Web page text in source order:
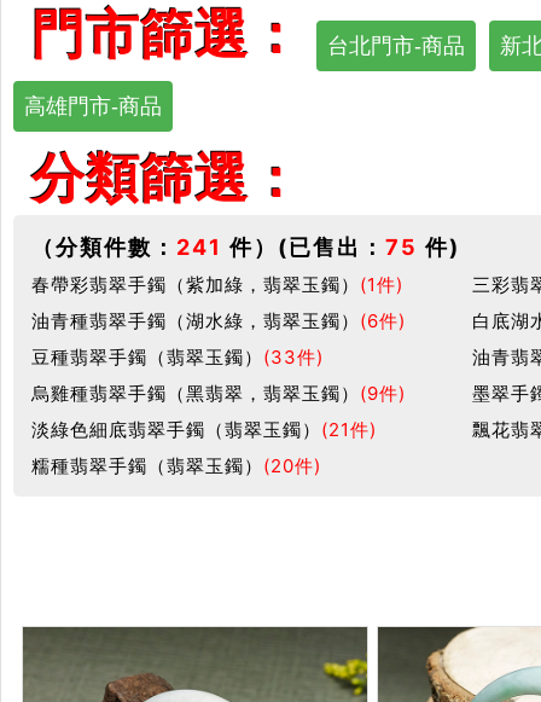
門市篩選： 台北門市-商品 新
高雄門市-商品
分類篩選：
（分類件數： 241 件）(已售出： 75 件)
春帶彩翡翠手鐲（紫加綠，翡翠玉鐲） (1件)
三彩翡
油青種翡翠手鐲（湖水綠，翡翠玉鐲） (6件)
白底湖
豆種翡翠手鐲（翡翠玉鐲） (33件)
油青翡
烏雞種翡翠手鐲（黑翡翠，翡翠玉鐲） (9件)
墨翠手
淡綠色細底翡翠手鐲（翡翠玉鐲） (21件)
飄花翡
糯種翡翠手鐲（翡翠玉鐲） (20件)